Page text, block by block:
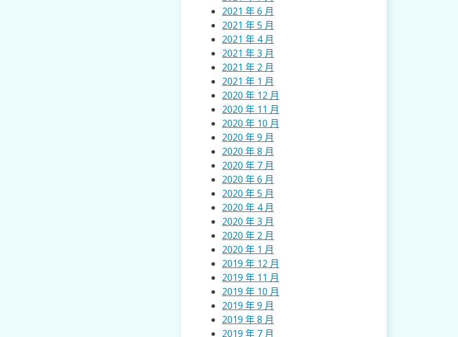
2021 年 6 月
2021 年 5 月
2021 年 4 月
2021 年 3 月
2021 年 2 月
2021 年 1 月
2020 年 12 月
2020 年 11 月
2020 年 10 月
2020 年 9 月
2020 年 8 月
2020 年 7 月
2020 年 6 月
2020 年 5 月
2020 年 4 月
2020 年 3 月
2020 年 2 月
2020 年 1 月
2019 年 12 月
2019 年 11 月
2019 年 10 月
2019 年 9 月
2019 年 8 月
2019 年 7 月